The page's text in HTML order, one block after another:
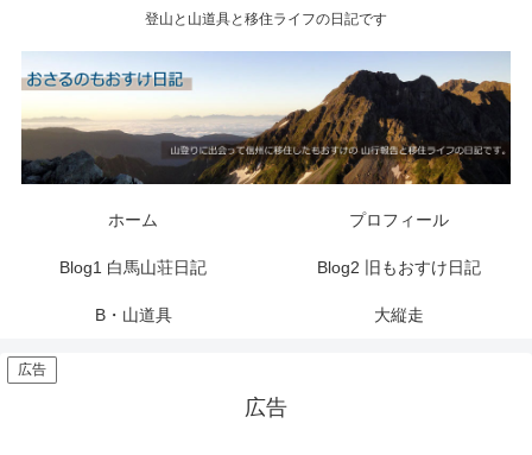
登山と山道具と移住ライフの日記です
ホーム プロフィール
Blog1 白馬山荘日記 Blog2 旧もおすけ日記
B・山道具 大縦走
広告
広告